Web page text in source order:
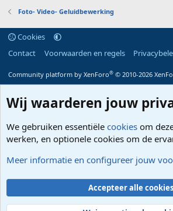
Foto- Video- Geluidbewerking
Cookies
Contact
Voorwaarden en regels
Community platform by XenForo® © 2010-2026
Wij waarderen jouw
We gebruiken essentiële cookies om
werken, en optionele cookies om de
Meer informatie en configureer jouw
Accepteer alle cookies